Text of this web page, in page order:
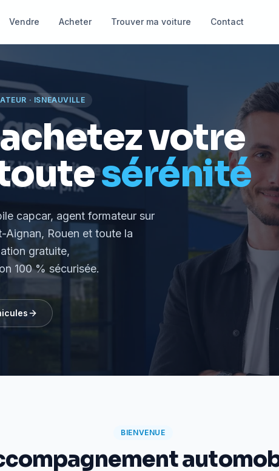
Vendre Acheter Trouver ma voiture Contact
· ISNEAUVILLE
votre
sérénité
capcar, agent formateur sur
Aignan, Rouen et toute la
gratuite,
100 % sécurisée.
BIENVENUE